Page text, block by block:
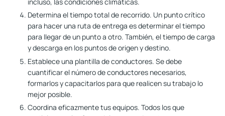
Determina el tiempo total de recorrido. Un punto crítico
para hacer una ruta de entrega es determinar el tiempo
para llegar de un punto a otro. También, el tiempo de carga
y descarga en los puntos de origen y destino.
Establece una plantilla de conductores. Se debe
cuantificar el número de conductores necesarios,
formarlos y capacitarlos para que realicen su trabajo lo
mejor posible.
Coordina eficazmente tus equipos. Todos los que